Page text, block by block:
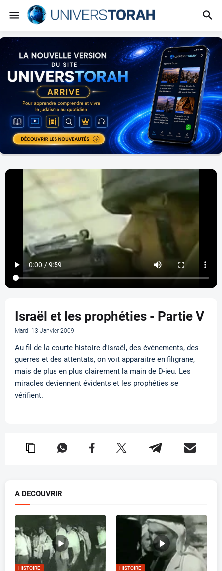
Israël et les prophéties - Partie V
Mardi 13 Janvier 2009
Au fil de la courte histoire d'Israël, des événements, des
guerres et des attentats, on voit apparaître en filigrane,
mais de plus en plus clairement la main de D-ieu. Les
miracles deviennent évidents et les prophéties se
vérifient.
A DECOUVRIR
HISTOIRE HISTOIRE